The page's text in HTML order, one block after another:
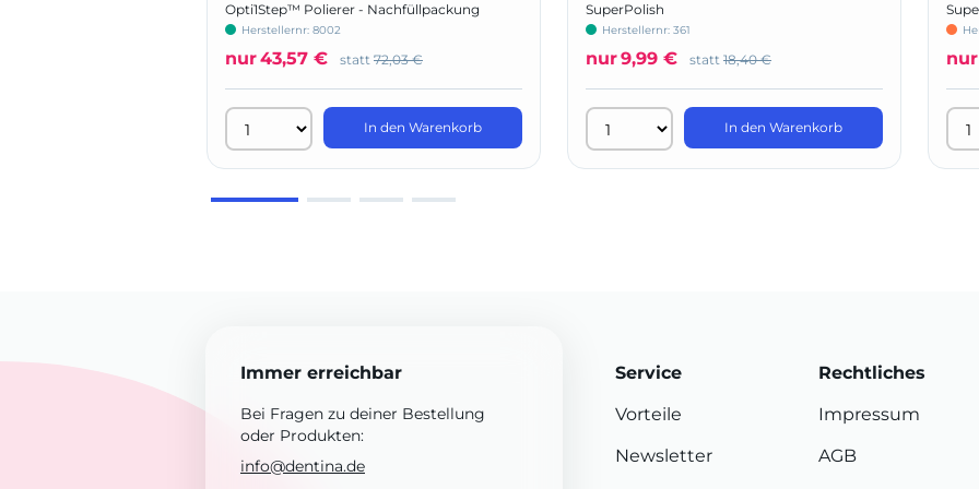
Opti1Step™ Polierer - Nachfüllpackung
Herstellernr: 8002
nur43,57 € statt 72,03 €
In den Warenkorb
SuperPolish
Herstellernr: 361
nur9,99 € statt 18,40 €
In den Warenkorb
nur
Immer erreichbar
Bei Fragen zu deiner Bestellung
oder Produkten:
info@dentina.de
Service
Vorteile
Newsletter
Rechtliches
Impressum
AGB